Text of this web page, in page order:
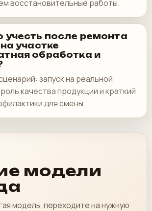
восстановительные работы.
учесть после ремонта
участке
обработка и
запуск на реальной
качества продукции и краткий
для смены.
модели
модель, переходите на нужную